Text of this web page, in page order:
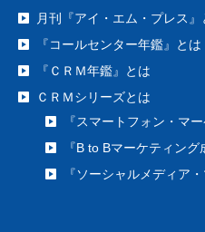
月刊『アイ・エム・プレス』
『コールセンター年鑑』とは
『ＣＲＭ年鑑』とは
ＣＲＭシリーズとは
『スマートフォン・マ
『B to Bマーケティング
『ソーシャルメディア